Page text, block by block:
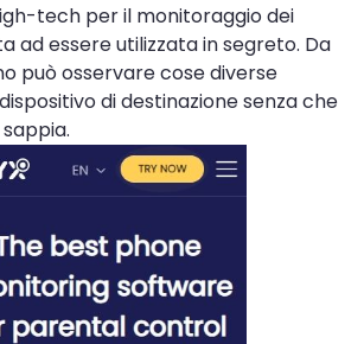
tech per il monitoraggio dei
ad essere utilizzata in segreto. Da
può osservare cose diverse
di destinazione senza che